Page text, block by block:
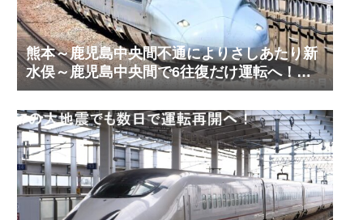
熊本～鹿児島中央間不通によりさしあたり新
水俣～鹿児島中央間で6往復だけ運転へ！
九州新幹線臨時ダイヤ運転(2026年8月)